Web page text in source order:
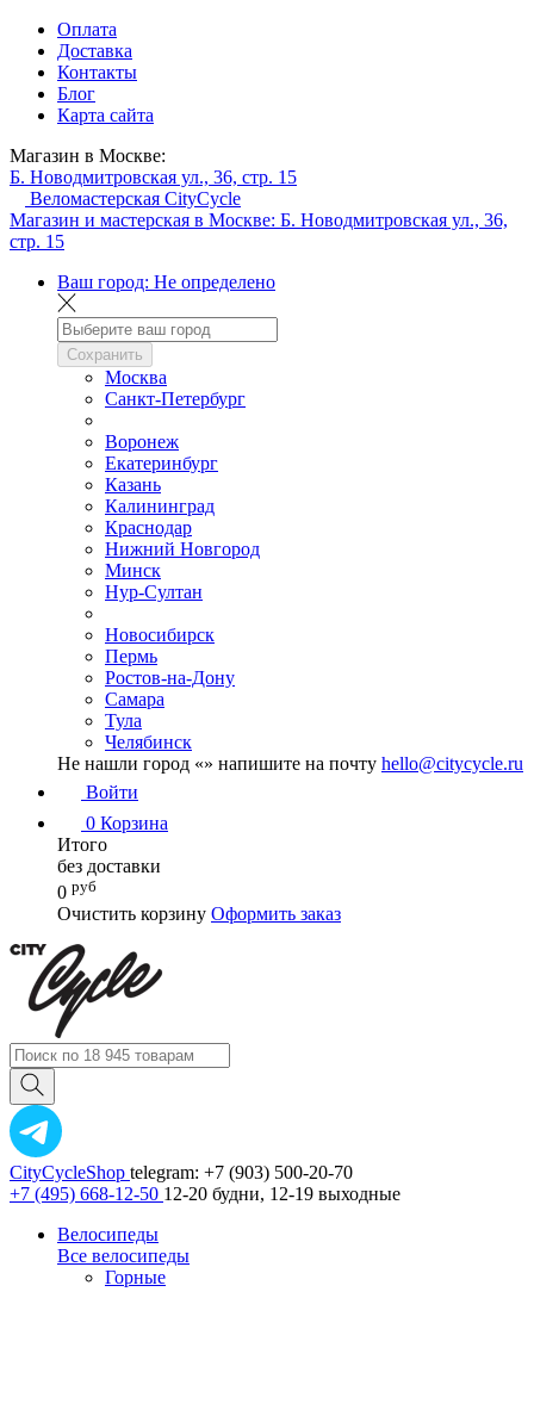
Оплата
Доставка
Контакты
Блог
Карта сайта
Магазин в Москве:
Б. Новодмитровская ул., 36, стр. 15
Веломастерская CityCycle
Магазин и мастерская в Москве: Б. Новодмитровская ул., 36,
стр. 15
Ваш город: Не определено
Сохранить
Москва
Санкт-Петербург
Воронеж
Екатеринбург
Казань
Калининград
Краснодар
Нижний Новгород
Минск
Нур-Султан
Новосибирск
Пермь
Ростов-на-Дону
Самара
Тула
Челябинск
Не нашли город «» напишите на почту hello@citycycle.ru
Войти
0 Корзина
Итого
без доставки
0 руб
Очистить корзину Оформить заказ
CityCycleShop telegram: +7 (903) 500-20-70
+7 (495) 668-12-50 12-20 будни, 12-19 выходные
Велосипеды
Все велосипеды
Горные